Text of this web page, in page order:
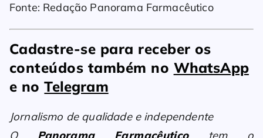
Fonte: Redação Panorama Farmacêutico
Cadastre-se para receber os
conteúdos também no WhatsApp
e noTelegram
Jornalismo de qualidade e independente